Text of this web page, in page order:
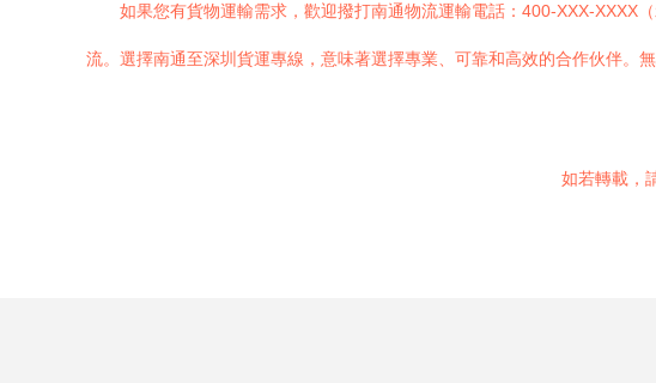
如果您有貨物運輸需求，歡迎撥打南通物流運輸電話：400-XXX-XXXX
流。選擇南通至深圳貨運專線，意味著選擇專業、可靠和高效的合作伙伴。
如若轉載，